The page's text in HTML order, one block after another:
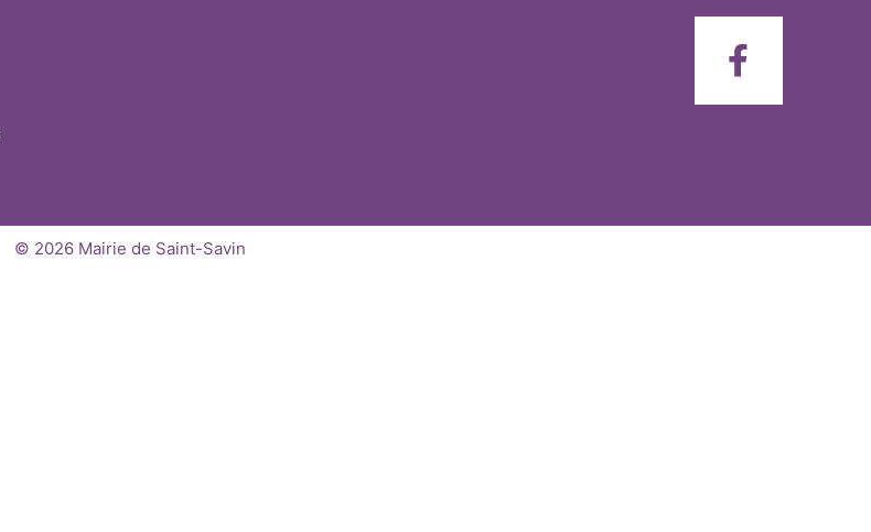
© 2026 Mairie de Saint-Savin